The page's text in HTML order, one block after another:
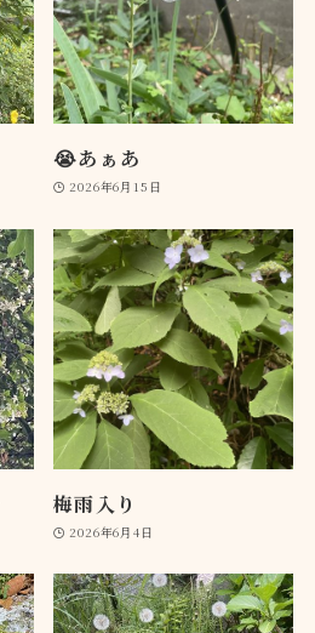
😭あぁあ
2026年6月15日
梅雨入り
2026年6月4日